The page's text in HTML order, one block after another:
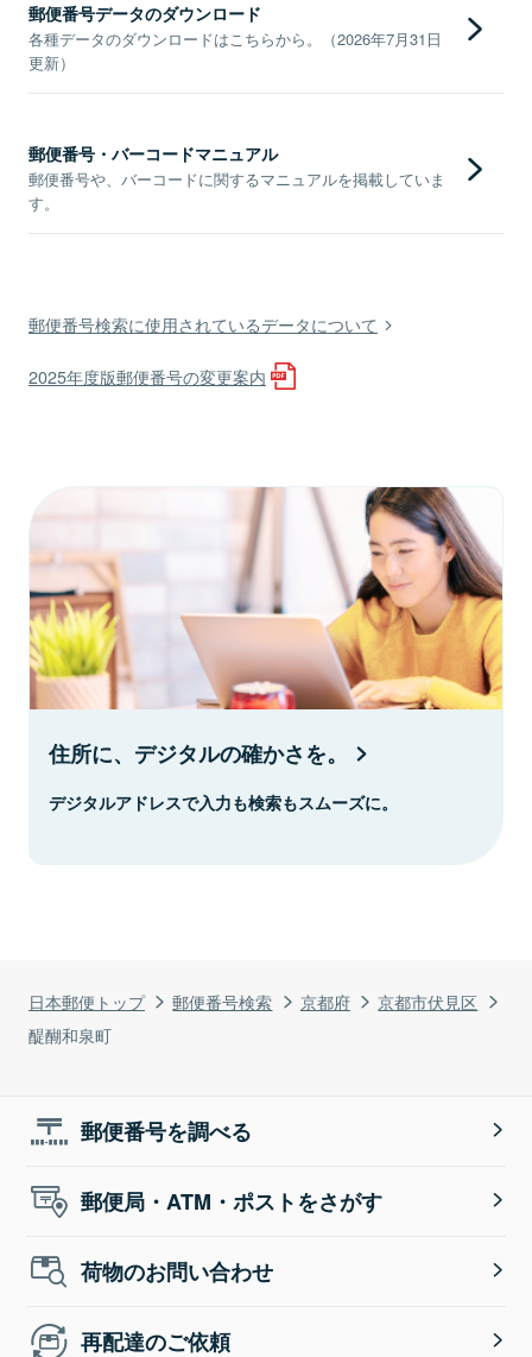
日本郵便トップ 郵便番号検索 京都府
京都市伏見区
醍醐和泉町
郵便番号データのダウンロード
各種データのダウンロードはこちらから。（2026年7月31日
更新）
郵便番号・バーコードマニュアル
郵便番号や、バーコードに関するマニュアルを掲載していま
す。
郵便番号検索に使用されているデータについて
2025年度版郵便番号の変更案内
住所に、デジタルの確かさを。
デジタルアドレスで入力も検索もスムーズに。
郵便番号を調べる
郵便局・ATM・ポストをさがす
荷物のお問い合わせ
再配達のご依頼